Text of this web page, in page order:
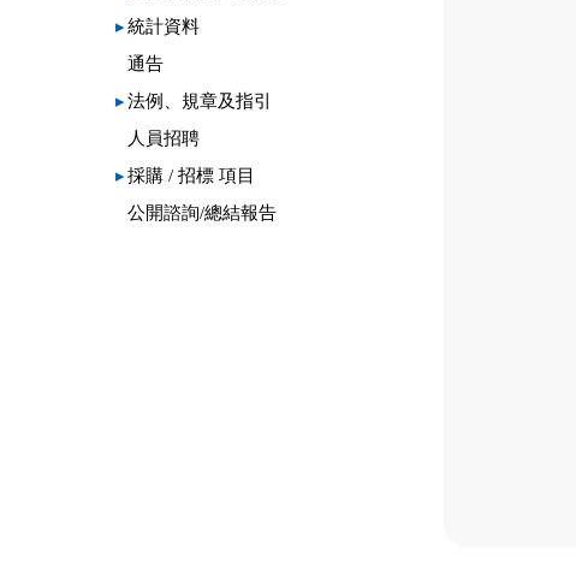
▸統計資料
通告
▸法例、規章及指引
人員招聘
▸採購 / 招標 項目
公開諮詢/總結報告